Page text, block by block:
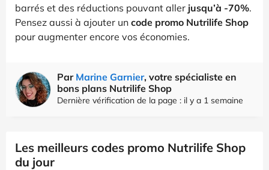
barrés et des réductions pouvant aller jusqu’à -70%.
Pensez aussi à ajouter un code promo Nutrilife Shop
pour augmenter encore vos économies.
Par Marine Garnier, votre spécialiste en
bons plans Nutrilife Shop
Dernière vérification de la page : il y a 1 semaine
Les meilleurs codes promo Nutrilife Shop
du jour